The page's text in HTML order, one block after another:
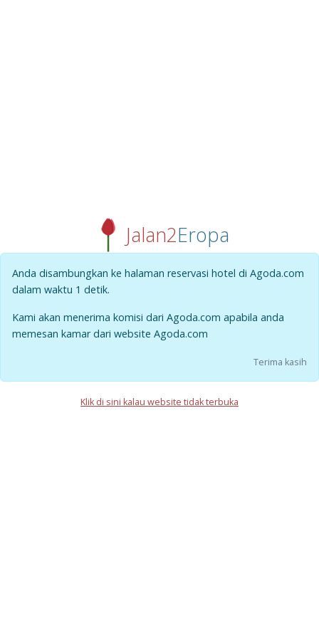
Jalan2Eropa
Anda disambungkan ke halaman reservasi hotel di Agoda.com
dalam waktu 1 detik.
Kami akan menerima komisi dari Agoda.com apabila anda
memesan kamar dari website Agoda.com
Terima kasih
Klik di sini kalau website tidak terbuka